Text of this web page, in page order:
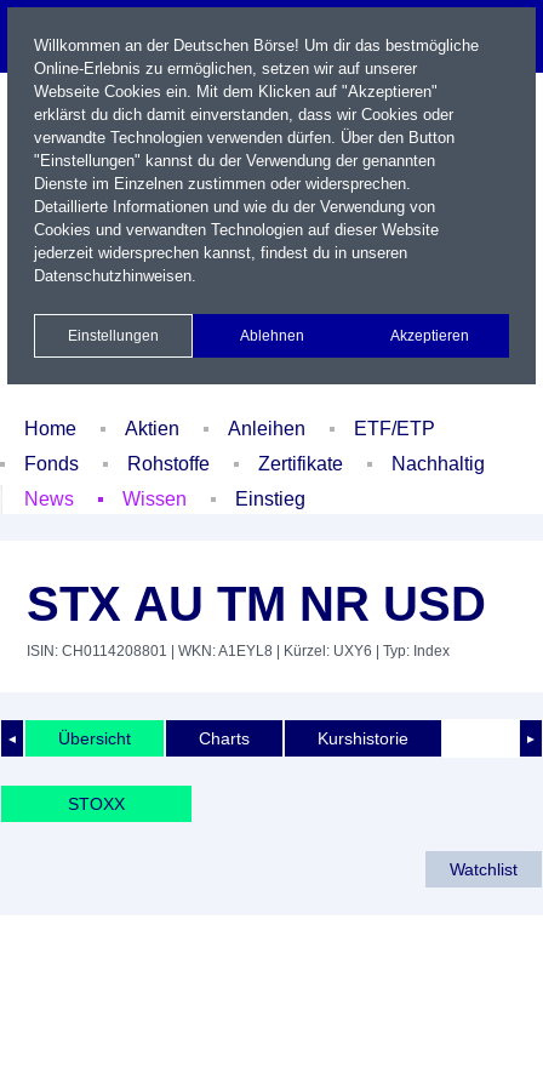
Name / WKN / ISIN / Kürzel
Xetra Realtime
Watchlist Portfolio Login
Home Aktien Anleihen
ETF/ETP
Fonds
Rohstoffe Zertifikate
Nachhaltig
News
Wissen Einstieg
STX AU TM NR USD
ISIN: CH0114208801 | WKN: A1EYL8 | Kürzel: UXY6 | Typ: Index
◄ ►
Übersicht Charts Kurshistorie
STOXX
Watchlist
Willkommen an der Deutschen Börse! Um dir das bestmögliche
Online-Erlebnis zu ermöglichen, setzen wir auf unserer
Webseite Cookies ein. Mit dem Klicken auf "Akzeptieren"
erklärst du dich damit einverstanden, dass wir Cookies oder
verwandte Technologien verwenden dürfen. Über den Button
"Einstellungen" kannst du der Verwendung der genannten
Dienste im Einzelnen zustimmen oder widersprechen.
Detaillierte Informationen und wie du der Verwendung von
Cookies und verwandten Technologien auf dieser Website
jederzeit widersprechen kannst, findest du in unseren
Datenschutzhinweisen.
Einstellungen Ablehnen Akzeptieren